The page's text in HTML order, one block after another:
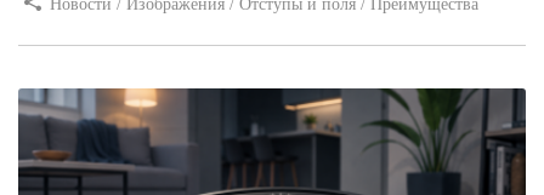
Новости / Изображения / Отступы и поля / Преимущества